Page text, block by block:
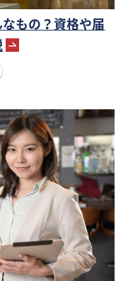
もの？資格や届